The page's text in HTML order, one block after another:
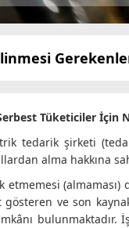
Tüketiciler İçin
tedarik şirketi
alma hakkına
ve son